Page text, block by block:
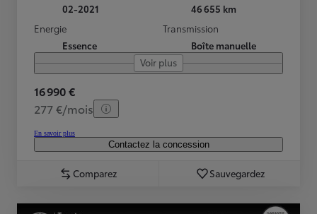
02-2021
46 655 km
Energie
Essence
Transmission
Boîte manuelle
Voir plus
16 990 €
277 €/mois
En savoir plus
Contactez la concession
Comparez Sauvegardez